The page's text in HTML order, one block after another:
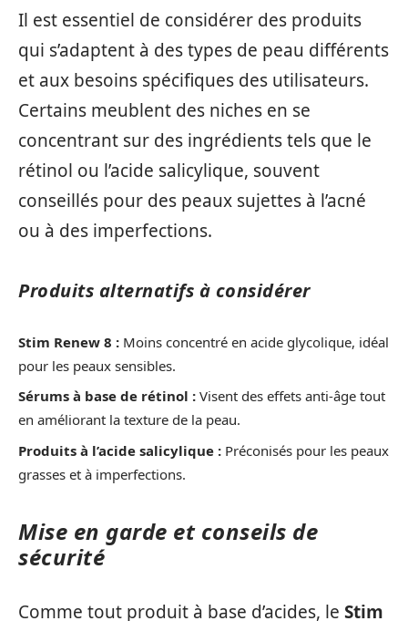
Il est essentiel de considérer des produits
qui s’adaptent à des types de peau différents
et aux besoins spécifiques des utilisateurs.
Certains meublent des niches en se
concentrant sur des ingrédients tels que le
rétinol ou l’acide salicylique, souvent
conseillés pour des peaux sujettes à l’acné
ou à des imperfections.
Produits alternatifs à considérer
Stim Renew 8 : Moins concentré en acide glycolique, idéal
pour les peaux sensibles.
Sérums à base de rétinol : Visent des effets anti-âge tout
en améliorant la texture de la peau.
Produits à l’acide salicylique : Préconisés pour les peaux
grasses et à imperfections.
Mise en garde et conseils de
sécurité
Comme tout produit à base d’acides, le Stim